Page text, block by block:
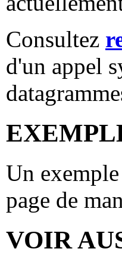
Consultez
d'un appel
Un
page de
VOIR